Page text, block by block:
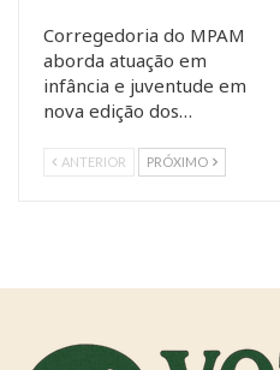
Corregedoria do MPAM
aborda atuação em
infância e juventude em
nova edição dos…
ANTERIOR PRÓXIMO